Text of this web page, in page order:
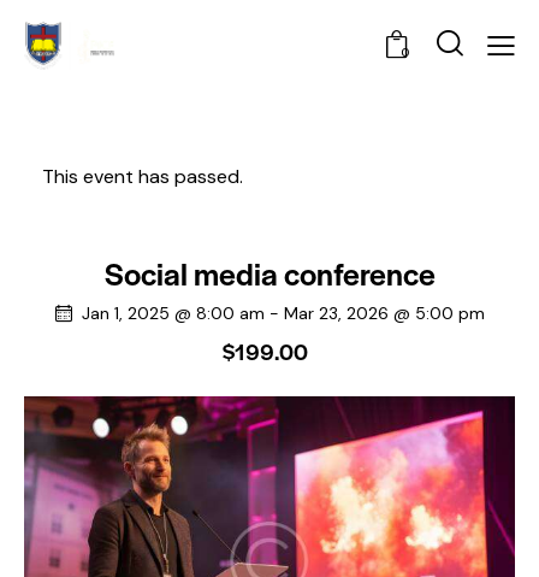
0
This event has passed.
Social media conference
Jan 1, 2025 @ 8:00 am - Mar 23, 2026 @ 5:00 pm
$199.00